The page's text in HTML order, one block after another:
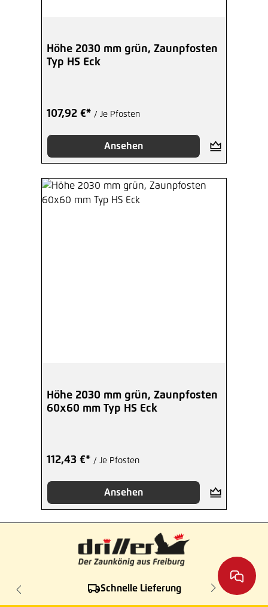
Höhe 2030 mm grün, Zaunpfosten
Typ HS Eck
107,92 €* / Je Pfosten
Ansehen
Höhe 2030 mm grün, Zaunpfosten
60x60 mm Typ HS Eck
112,43 €* / Je Pfosten
Ansehen
Schnelle Lieferung